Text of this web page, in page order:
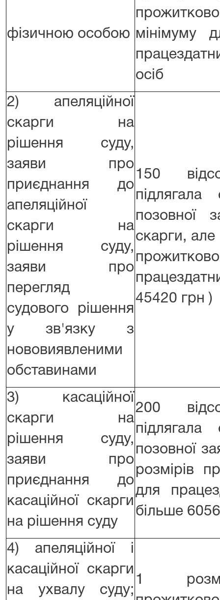
фізичною особою мінімуму
осіб
2) апеляційної
скарги на
рішення суду,
заяви про
приєднання до
апеляційної
скарги на
рішення суду,
заяви про
перегляд
судового рішення
у зв'язку з
нововиявленими
обставинами
150
позовної
скарги, але
45420 грн )
3) касаційної
скарги на
рішення суду,
заяви про
приєднання до
касаційної скарги
на рішення суду
200
позовної
розмірів
для
більше
4) апеляційної і
касаційної скарги
на ухвалу суду;
1